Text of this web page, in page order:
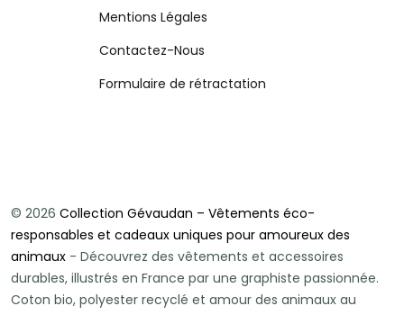
Mentions Légales
Contactez-Nous
Formulaire de rétractation
© 2026 Collection Gévaudan – Vêtements éco-
responsables et cadeaux uniques pour amoureux des
animaux - Découvrez des vêtements et accessoires
durables, illustrés en France par une graphiste passionnée.
Coton bio, polyester recyclé et amour des animaux au